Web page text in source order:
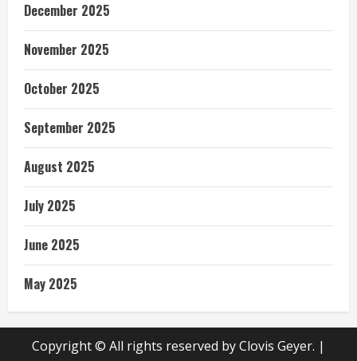
December 2025
November 2025
October 2025
September 2025
August 2025
July 2025
June 2025
May 2025
Copyright © All rights reserved by Clovis Geyer. |